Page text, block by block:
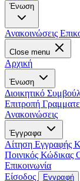
Ένωση
Ανακοινώσεις
Close menu
Αρχική
Ένωση
Διοικητικό
Επιτροπή
Ανακοινώσεις
Έγγραφα
Αίτηση Εγγραφής
Ποινικός Κώδικας
Επικοινωνία
Είσοδος
Εγγραφή